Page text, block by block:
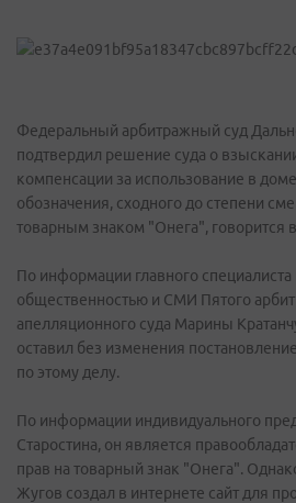
Федеральный арбитражный суд
подтвердил решение суда о
компенсации за использование в
обозначения, сходного до степени
товарным знаком "Онега", говорится
По информации главного специалиста
общественностью и СМИ Пятого
апелляционного суда Марины
оставил без изменения
по этому делу.
По информации индивидуального
Старостина, он является
прав на товарный знак "Онега".
Жугов создал в интернете сайт для